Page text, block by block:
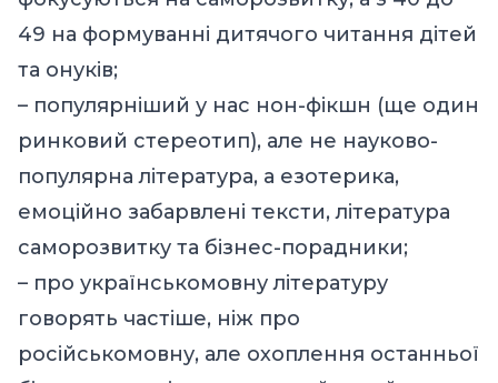
49 на формуванні дитячого читання дітей
та онуків;
– популярніший у нас нон-фікшн (ще один
ринковий стереотип), але не науково-
популярна література, а езотерика,
емоційно забарвлені тексти, література
саморозвитку та бізнес-порадники;
– про українськомовну літературу
говорять частіше, ніж про
російськомовну, але охоплення останньої